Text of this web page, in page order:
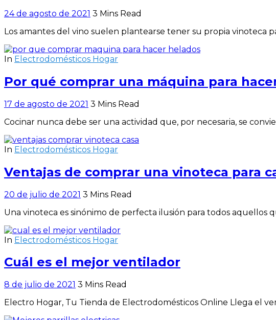
24 de agosto de 2021 3 Mins Read
Los amantes del vino suelen plantearse tener su propia vinoteca
In Electrodomésticos Hogar
Por qué comprar una máquina para
17 de agosto de 2021 3 Mins Read
Cocinar nunca debe ser una actividad que, por necesaria, se
In Electrodomésticos Hogar
Ventajas de comprar una vinoteca para
20 de julio de 2021 3 Mins Read
Una vinoteca es sinónimo de perfecta ilusión para todos
In Electrodomésticos Hogar
Cuál es el mejor ventilador
8 de julio de 2021 3 Mins Read
Electro Hogar, Tu Tienda de Electrodomésticos Online Llega el